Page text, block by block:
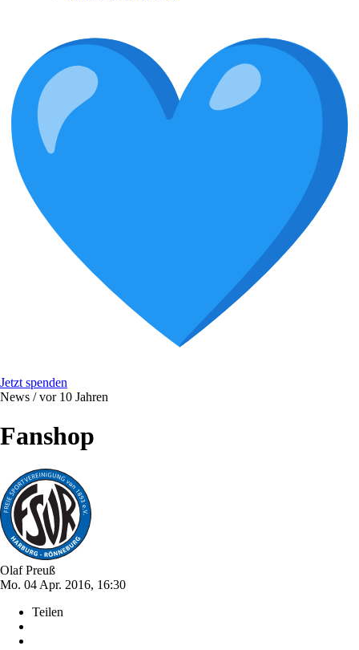
Jetzt spenden
News /vor 10 Jahren
Fanshop
Olaf Preuß
Mo. 04 Apr. 2016, 16:30
Teilen